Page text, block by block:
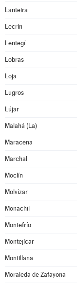
Lanteira
Lecrín
Lentegí
Lobras
Loja
Lugros
Lújar
Malahá (La)
Maracena
Marchal
Moclín
Molvízar
Monachil
Montefrío
Montejícar
Montillana
Moraleda de Zafayona